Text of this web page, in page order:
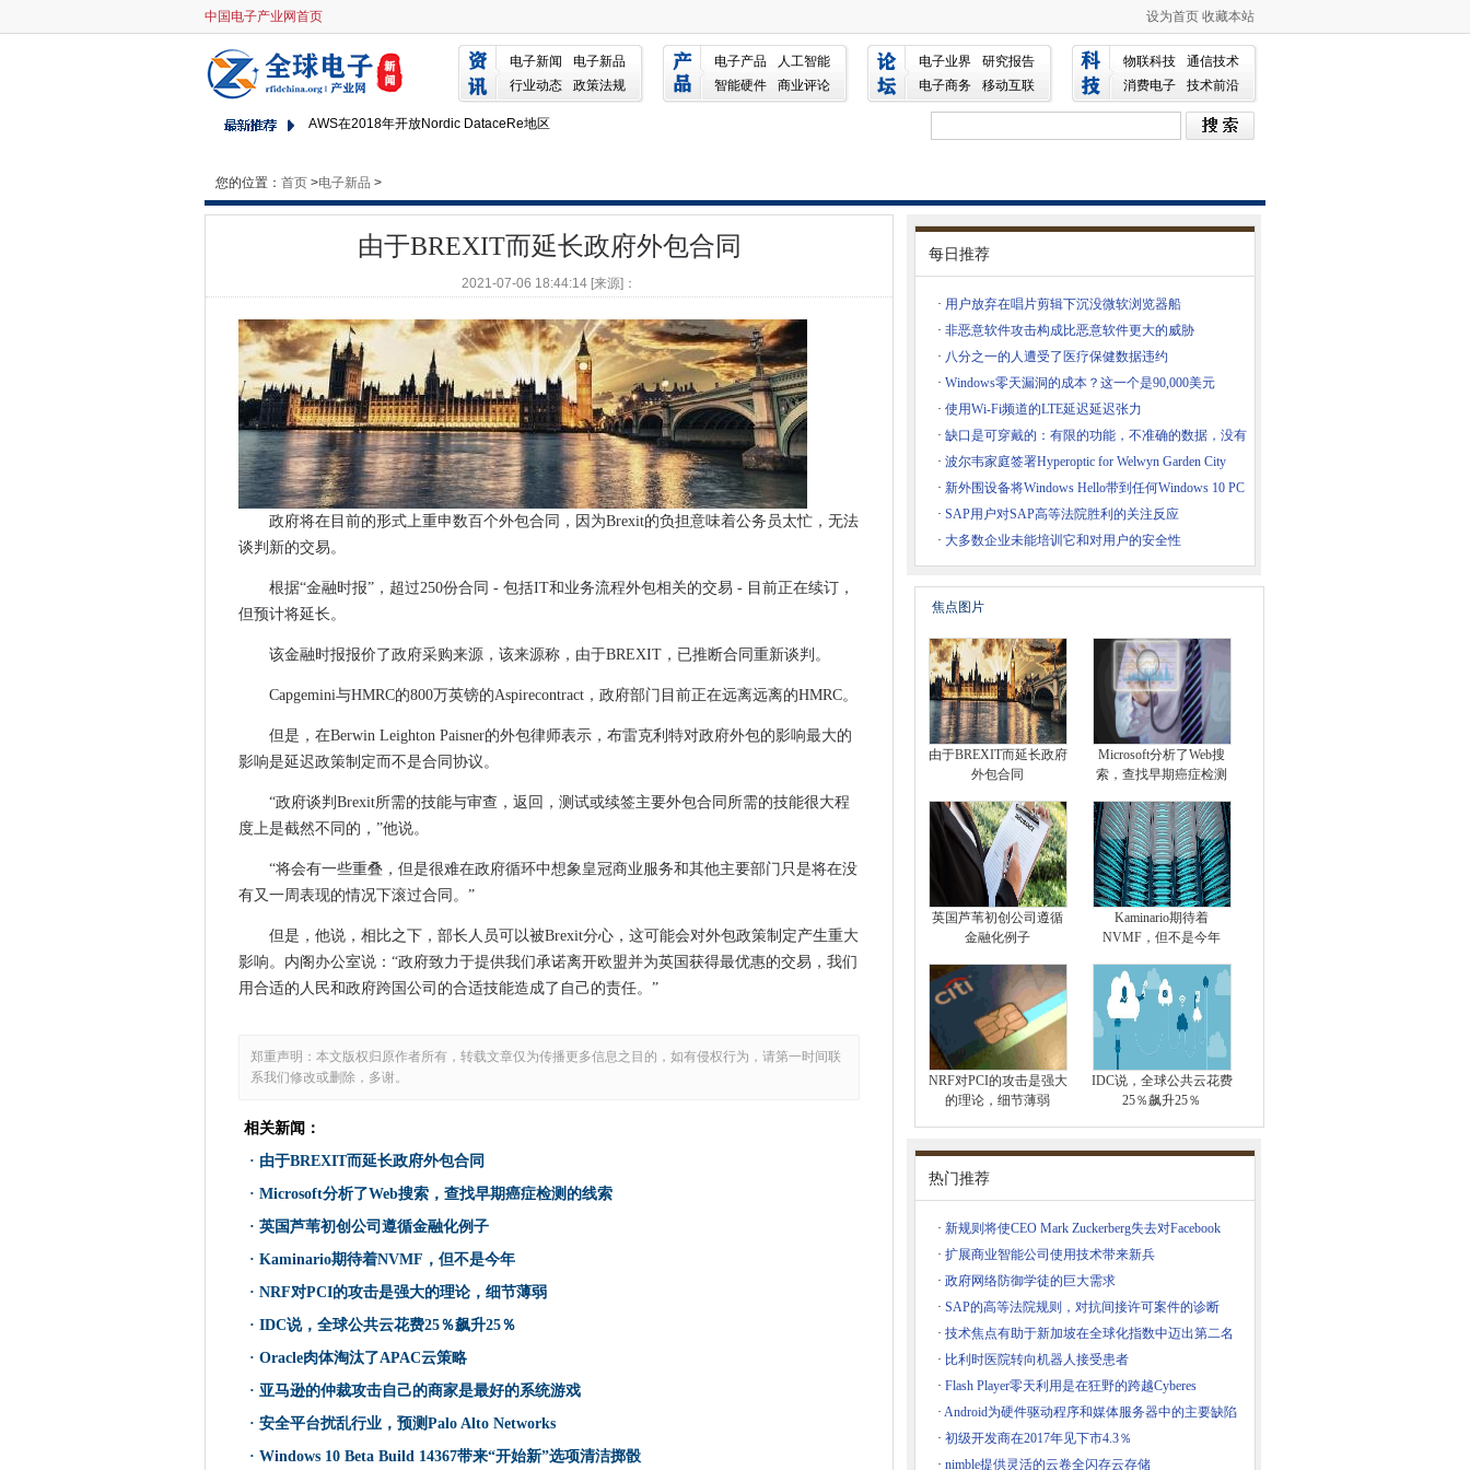
中国电子产业网首页 设为首页 收藏本站
电子新闻
电子新品
行业动态
政策法规
电子产品
人工智能
智能硬件
商业评论
电子业界
研究报告
电子商务
移动互联
物联科技
通信技术
消费电子
技术前沿
由于BREXIT而延长政府外包合同
用户放弃在唱片剪辑下沉没微软浏览器船
新规则将使CEO Mark Zuckerberg失去对Facebook的控制，如果他退出
AWS在2018年开放Nordic DataceRe地区
非恶意软件攻击构成比恶意软件更大的威胁
扩展商业智能公司使用技术带来新兵
美国说，云计算减缓了能源需求
八分之一的人遭受了医疗保健数据违约
政府网络防御学徒的巨大需求
DCMS宣布，网络俱乐部计划教授6000名学生网络技能
Kaminario期待着NVMF，但不是今年
Windows零天漏洞的成本？这一个是90,000美元
SAP的高等法院规则，对抗间接许可案件的诊断
AWS中断显示云灾难恢复的脆弱性
NRF对PCI的攻击是强大的理论，细节薄弱
尽管BT OpenReach分裂，宽带争议将徘徊
IDC说，全球公共云花费25％飙升25％
缺口是可穿戴的：有限的功能，不准确的数据，没有蜂窝连接
Oracle肉体淘汰了APAC云策略
波尔韦家庭签署Hyperoptic for Welwyn Garden City Development
Flash Player零天利用是在狂野的跨越Cyber​​espionage组中使用的
报告称，Brexit不应阻碍5G开发
亚马逊的仲裁攻击自己的商家是最好的系统游戏
新外围设备将Windows Hello带到任何Windows 10 PC
安全平台扰乱行业，预测Palo Alto Networks
WWDC：您需要了解的所有内容
大多数企业未能培训它和对用户的安全性
nimble提供灵活的云卷全闪存云存储
调查发现，备份缺乏储存能力最大的痛苦
万事达卡为看门狗恐惧的含量提供了对Vocalink采集的恐惧
CIO采访：Toby Clarke，Interim Head，Moorfields眼科医院NHS Foundation Trust
2016年英国Fintech投资
来自Mary Meeker的互联网趋势报告的Apple Car提示
用Paypr绘制无纸品收据的未来
批评者谴责Windows 10升级变更为Pr Ploy
美国政府旨在干预爱尔兰数据保护案件
您的位置： 首页 >电子新品 >
由于BREXIT而延长政府外包合同
2021-07-06 18:44:14 [来源]：
政府将在目前的形式上重申数百个外包合同，因为Brexit的负担意味着公务员太忙，无法
谈判新的交易。
根据“金融时报”，超过250份合同 - 包括IT和业务流程外包相关的交易 - 目前正在续订，
但预计将延长。
该金融时报报价了政府采购来源，该来源称，由于BREXIT，已推断合同重新谈判。
Capgemini与HMRC的800万英镑的Aspirecontract，政府部门目前正在远离远离的HMRC。
但是，在Berwin Leighton Paisner的外包律师表示，布雷克利特对政府外包的影响最大的
影响是延迟政策制定而不是合同协议。
“政府谈判Brexit所需的技能与审查，返回，测试或续签主要外包合同所需的技能很大程
度上是截然不同的，”他说。
“将会有一些重叠，但是很难在政府循环中想象皇冠商业服务和其他主要部门只是将在没
有又一周表现的情况下滚过合同。”
但是，他说，相比之下，部长人员可以被Brexit分心，这可能会对外包政策制定产生重大
影响。内阁办公室说：“政府致力于提供我们承诺离开欧盟并为英国获得最优惠的交易，我们
用合适的人民和政府跨国公司的合适技能造成了自己的责任。”
郑重声明：本文版权归原作者所有，转载文章仅为传播更多信息之目的，如有侵权行为，请第一时间联
系我们修改或删除，多谢。
相关新闻：
· 由于BREXIT而延长政府外包合同
· Microsoft分析了Web搜索，查找早期癌症检测的线索
· 英国芦苇初创公司遵循金融化例子
· Kaminario期待着NVMF，但不是今年
· NRF对PCI的攻击是强大的理论，细节薄弱
· IDC说，全球公共云花费25％飙升25％
· Oracle肉体淘汰了APAC云策略
· 亚马逊的仲裁攻击自己的商家是最好的系统游戏
· 安全平台扰乱行业，预测Palo Alto Networks
· Windows 10 Beta Build 14367带来“开始新”选项清洁掷骰
每日推荐
· 用户放弃在唱片剪辑下沉没微软浏览器船
· 非恶意软件攻击构成比恶意软件更大的威胁
· 八分之一的人遭受了医疗保健数据违约
· Windows零天漏洞的成本？这一个是90,000美元
· 使用Wi-Fi频道的LTE延迟延迟张力
· 缺口是可穿戴的：有限的功能，不准确的数据，没有
· 波尔韦家庭签署Hyperoptic for Welwyn Garden City
Development
· 新外围设备将Windows Hello带到任何Windows 10 PC
· SAP用户对SAP高等法院胜利的关注反应
· 大多数企业未能培训它和对用户的安全性
焦点图片
由于BREXIT而延长政府
外包合同
Microsoft分析了Web搜
索，查找早期癌症检测
英国芦苇初创公司遵循
金融化例子
Kaminario期待着
NVMF，但不是今年
NRF对PCI的攻击是强大
的理论，细节薄弱
IDC说，全球公共云花费
25％飙升25％
热门推荐
· 新规则将使CEO Mark Zuckerberg失去对Facebook
· 扩展商业智能公司使用技术带来新兵
· 政府网络防御学徒的巨大需求
· SAP的高等法院规则，对抗间接许可案件的诊断
· 技术焦点有助于新加坡在全球化指数中迈出第二名
· 比利时医院转向机器人接受患者
· Flash Player零天利用是在狂野的跨越Cyber​​es
· Android为硬件驱动程序和媒体服务器中的主要缺陷
· 初级开发商在2017年见下市4.3％
· nimble提供灵活的云卷全闪存云存储